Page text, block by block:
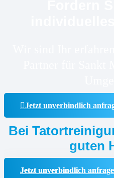
Jetzt unverbindlich
Bei
guten
Jetzt unverbindlich